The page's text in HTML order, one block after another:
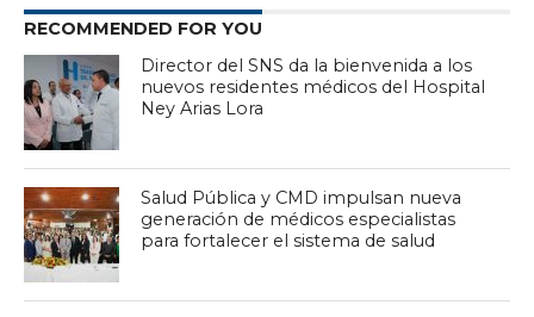
RECOMMENDED FOR YOU
Director del SNS da la bienvenida a los
nuevos residentes médicos del Hospital
Ney Arias Lora
Salud Pública y CMD impulsan nueva
generación de médicos especialistas
para fortalecer el sistema de salud